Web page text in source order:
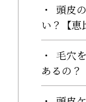
頭皮
い？【恵
毛穴
あるの？